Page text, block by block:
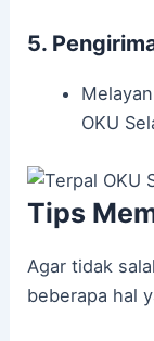
5.
OKU
Tips
Agar tidak
beberapa hal